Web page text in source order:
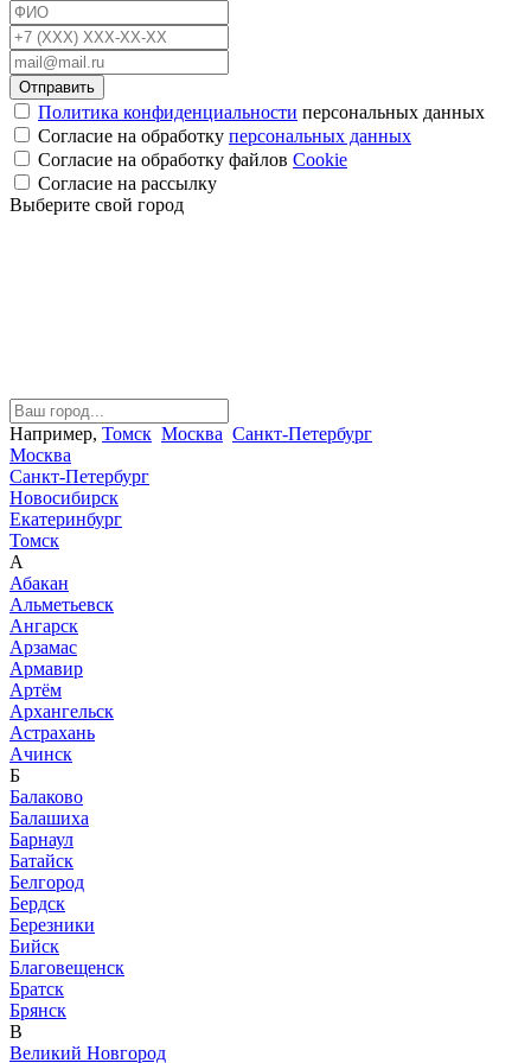
Отправить
Политика конфиденциальности персональных данных
Согласие на обработку персональных данных
Согласие на обработку файлов Cookie
Cогласие на рассылку
Выберите свой город
Например, Томск Москва Санкт-Петербург
Москва
Санкт-Петербург
Новосибирск
Екатеринбург
Томск
А
Абакан
Альметьевск
Ангарск
Арзамас
Армавир
Артём
Архангельск
Астрахань
Ачинск
Б
Балаково
Балашиха
Барнаул
Батайск
Белгород
Бердск
Березники
Бийск
Благовещенск
Братск
Брянск
В
Великий Новгород